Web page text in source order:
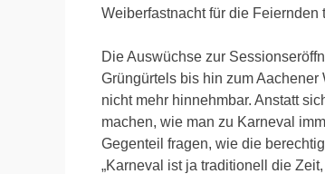
Weiberfastnacht für die Feiernden
Die Auswüchse zur
Grüngürtels bis hin zum
nicht mehr hinnehmbar. Anstatt
machen, wie man zu Karneval
Gegenteil fragen, wie die
„Karneval ist ja traditionell die